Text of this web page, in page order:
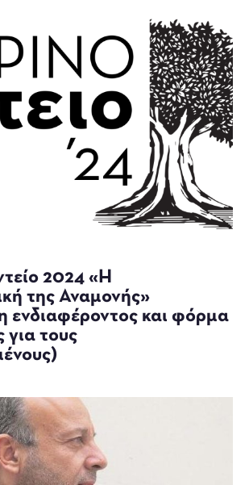
2024 «Η
της Αναμονής»
ενδιαφέροντος και φόρμα
για τους